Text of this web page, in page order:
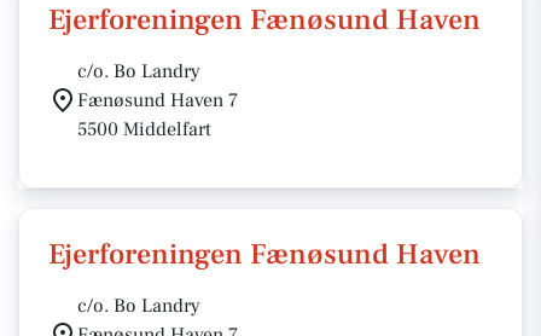
Ejerforeningen Fænøsund Haven
c/o. Bo Landry
Fænøsund Haven 7
5500 Middelfart
Ejerforeningen Fænøsund Haven
c/o. Bo Landry